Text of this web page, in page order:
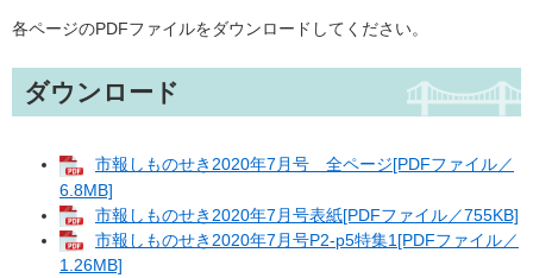
各ページのPDFファイルをダウンロードしてください。
ダウンロード
市報しものせき2020年7月号 全ページ[PDFファイル／
6.8MB]
市報しものせき2020年7月号表紙[PDFファイル／755KB]
市報しものせき2020年7月号P2-p5特集1[PDFファイル／
1.26MB]